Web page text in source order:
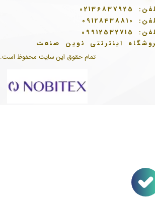
تمام حقوق این سایت محفوظ است.
02136837925
09128438810
09912532715
اینترنتی نوین صنعت